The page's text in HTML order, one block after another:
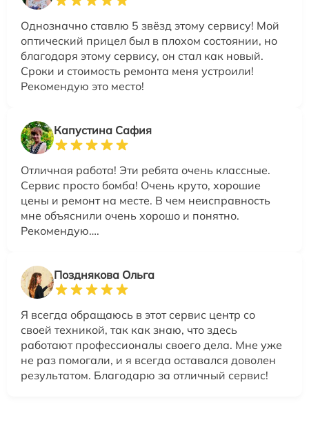
Однозначно ставлю 5 звёзд этому сервису! Мой
оптический прицел был в плохом состоянии, но
благодаря этому сервису, он стал как новый.
Сроки и стоимость ремонта меня устроили!
Рекомендую это место!
Капустина Сафия
Отличная работа! Эти ребята очень классные.
Сервис просто бомба! Очень круто, хорошие
цены и ремонт на месте. В чем неисправность
мне объяснили очень хорошо и понятно.
Рекомендую….
Позднякова Ольга
Я всегда обращаюсь в этот сервис центр со
своей техникой, так как знаю, что здесь
работают профессионалы своего дела. Мне уже
не раз помогали, и я всегда оставался доволен
результатом. Благодарю за отличный сервис!